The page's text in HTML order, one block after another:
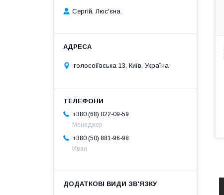
Сергій, Люс'єна
голосоіївська 13, Київ, Україна
+380 (68) 022-09-59
Менеджер
+380 (50) 881-96-98
Иван